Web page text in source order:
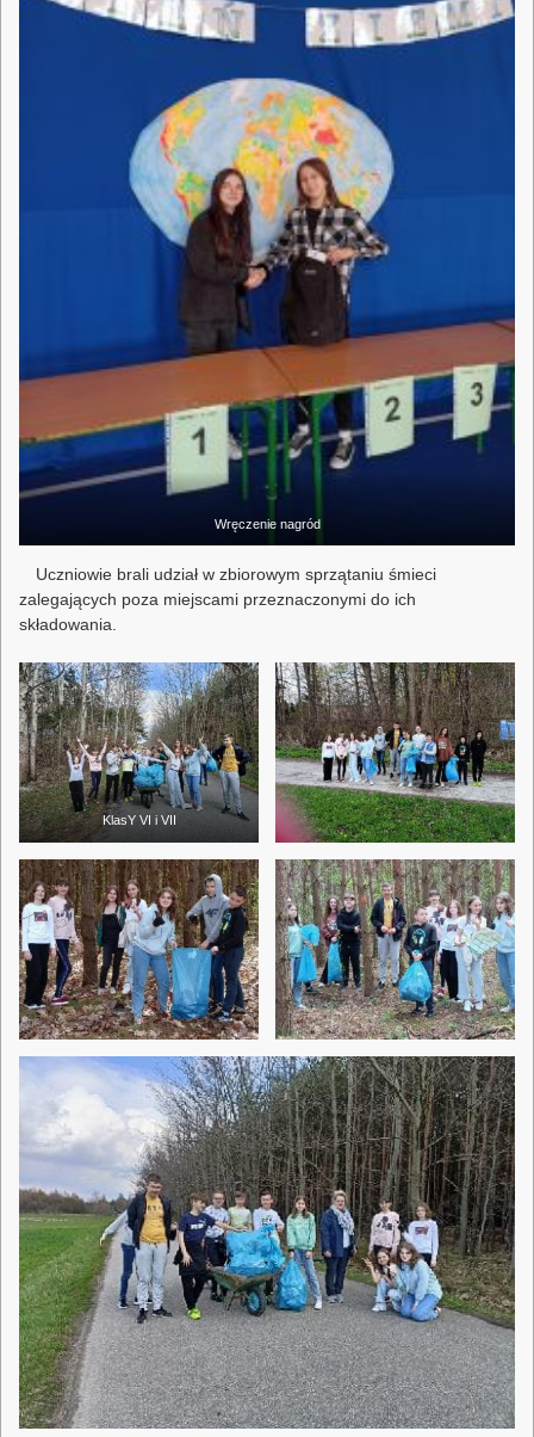
Wręczenie nagród
Uczniowie brali udział w zbiorowym sprzątaniu śmieci
zalegających poza miejscami przeznaczonymi do ich
składowania.
KlasY VI i VII